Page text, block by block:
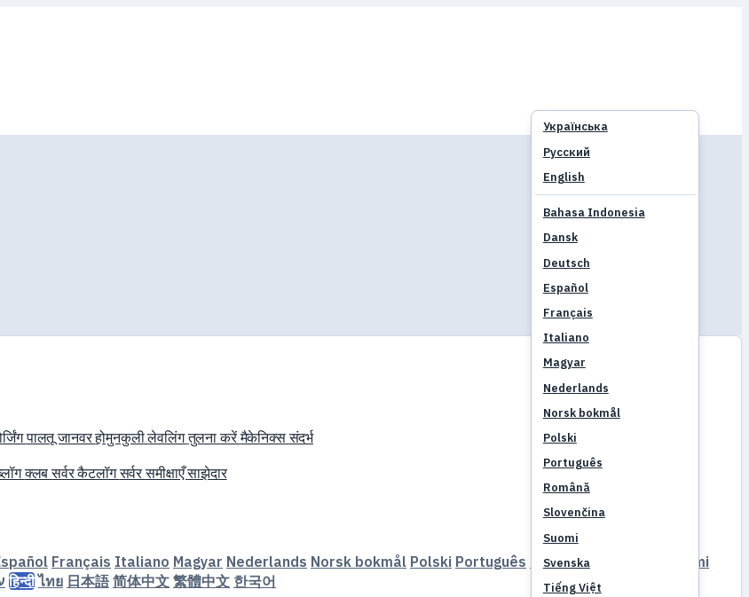
Українська
Русский
English
Bahasa Indonesia
Dansk
Deutsch
Español
Français
Italiano
Magyar
Nederlands
Norsk bokmål
Polski
Português
Română
Slovenčina
Suomi
Svenska
Tiếng Việt
पालतू जानवरहोमुनकुलीलेवलिंगतुलना करेंमैकेनिक्ससंदर्भ
क्लबसर्वर कैटलॉगसर्वर समीक्षाएँसाझेदार
Français Italiano Magyar Nederlands Norsk bokmål Polski Português Română Slovenčina
Suomi
हिन्दी ไทย 日本語 简体中文 繁體中文 한국어